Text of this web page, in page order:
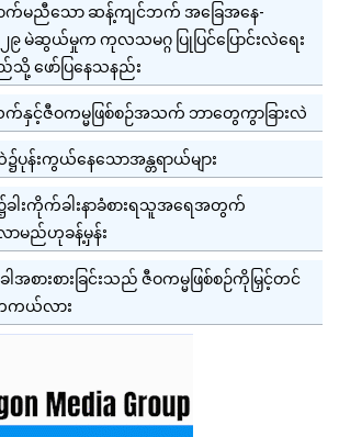
ာက်မညီသော ဆန့်ကျင်ဘက် အခြေအနေ-
၉ မဲဆွယ်မှုက ကုလသမဂ္ဂ ပြုပြင်ပြောင်းလဲရေး
ဖော်ပြနေသနည်း
ဇီဝကမ္မဖြစ်စဉ်အသက် ဘာတွေကွာခြားလဲ
ပုန်းကွယ်နေသောအန္တရာယ်များ
ခါးကိုက်ခါးနာခံစားရသူအရေအတွက်
ာမည်ဟုခန့်မှန်း
ါအစားစားခြင်းသည် ဇီဝကမ္မဖြစ်စဉ်ကိုမြှင့်တင်
ကယ်လား